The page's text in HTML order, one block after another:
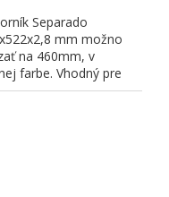
Separado
mm možno
na 460mm, v
farbe. Vhodný pre
s